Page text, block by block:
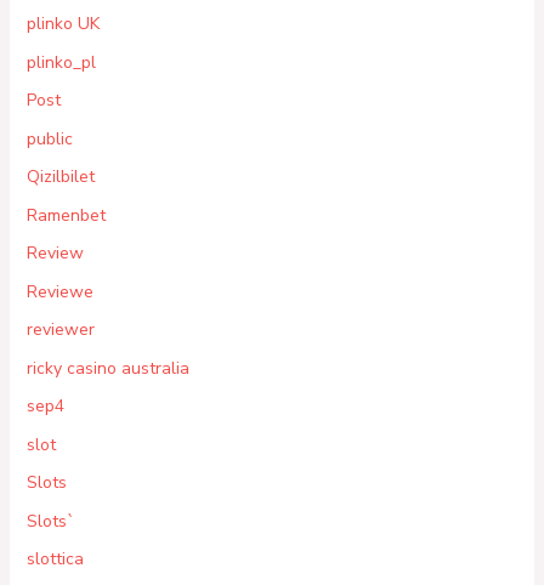
plinko UK
plinko_pl
Post
public
Qizilbilet
Ramenbet
Review
Reviewe
reviewer
ricky casino australia
sep4
slot
Slots
Slots`
slottica